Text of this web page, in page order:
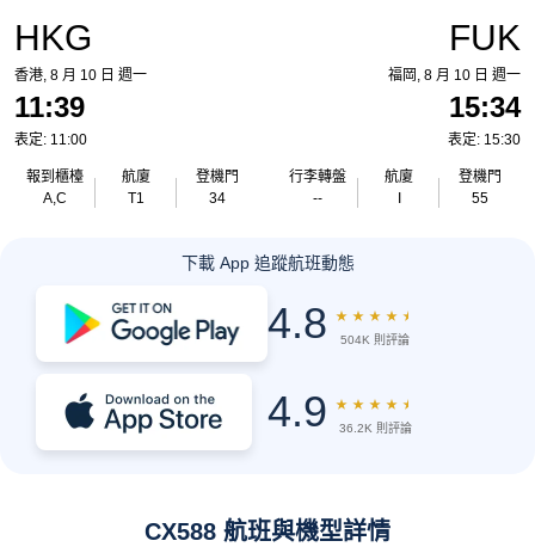
HKG
香港, 8 月 10 日 週一
11:39
表定: 11:00
報到櫃檯
A,C
航廈
T1
登機門
34
FUK
福岡, 8 月 10 日 週一
15:34
表定: 15:30
行李轉盤
--
航廈
登機門
55
下載 App 追蹤航班動態
4.8 ★ ★ ★ ★ ★
504K 則評論
4.9 ★ ★ ★ ★ ★
36.2K 則評論
CX588 航班與機型詳情